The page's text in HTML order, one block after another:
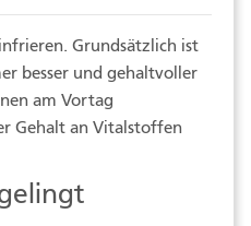
Grundsätzlich ist
besser und gehaltvoller
am Vortag
Gehalt an Vitalstoffen